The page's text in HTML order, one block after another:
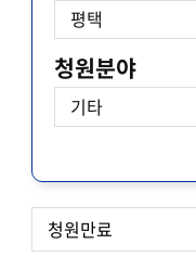
청원분야